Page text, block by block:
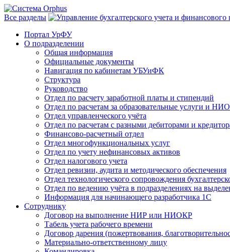
Все разделы
Портал УрФУ
О подразделении
Общая информация
Официальные документы
Навигация по кабинетам УБУиФК
Структура
Руководство
Отдел по расчету заработной платы и стипендий
Отдел по расчетам за образовательные услуги и
Отдел управленческого учёта
Отдел по расчетам с разными дебиторами и
Финансово-расчетный отдел
Отдел многофункциональных услуг
Отдел по учету нефинансовых активов
Отдел налогового учета
Отдел ревизии, аудита и методического обеспечения
Отдел технологического сопровождения
Отдел по ведению учёта в подразделениях на
Информация для начинающего разработчика 1С
Сотруднику
Договор на выполнение НИР или НИОКР
Табель учета рабочего времени
Договор дарения (пожертвования,
Материально-ответственному лицу